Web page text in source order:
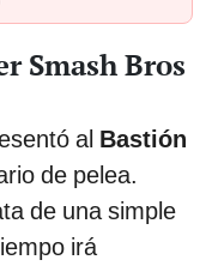
Smash Bros
al Bastión
de pelea.
de una simple
irá